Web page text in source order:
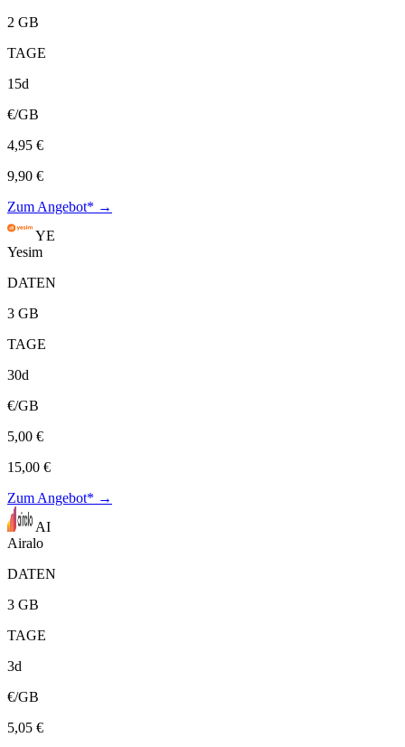
2 GB
TAGE
15d
€/GB
4,95 €
9,90 €
Zum Angebot* →
YE
Yesim
DATEN
3 GB
TAGE
30d
€/GB
5,00 €
15,00 €
Zum Angebot* →
AI
Airalo
DATEN
3 GB
TAGE
3d
€/GB
5,05 €